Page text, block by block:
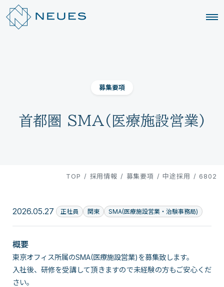
募集要項
首都圏 SMA(医療施設営業)
TOP / 採用情報 / 募集要項 / 中途採用 / 6802
2026.05.27 正社員 関東 SMA(医療施設営業・治験事務局)
概要
東京オフィス所属のSMA(医療施設営業)を募集致します。
入社後、研修を受講して頂きますので未経験の方もご安心くだ
さい。